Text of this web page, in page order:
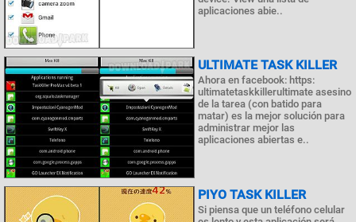
aplicaciones abie..
ULTIMATE TASK KILLER
Ahora en facebook: https:
ultimatetaskkillerultimate asesino
de la tarea (con batido para
matar) es la mejor solución para
administrar mejor las
aplicaciones abiertas e..
PIYO TASK KILLER
Si piensa que un teléfono celular